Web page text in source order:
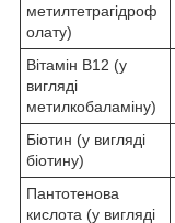
метилтетрагідроф
олату)
Вітамін B12 (у
вигляді
метилкобаламіну)
Біотин (у вигляді
біотину)
Пантотенова
кислота (у вигляді